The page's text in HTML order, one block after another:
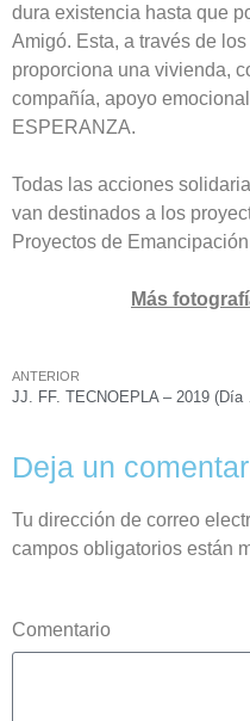
dura existencia hasta que
Amigó. Esta, a través de
proporciona una vivienda,
compañía, apoyo
ESPERANZA.
Todas las acciones
van destinados a los
Proyectos de
Más
ANTERIOR
Deja un
Tu dirección de correo
campos obligatorios están
Comentario